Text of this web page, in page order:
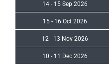
14 - 15 Sep 2026
15 - 16 Oct 2026
12 - 13 Nov 2026
10 - 11 Dec 2026